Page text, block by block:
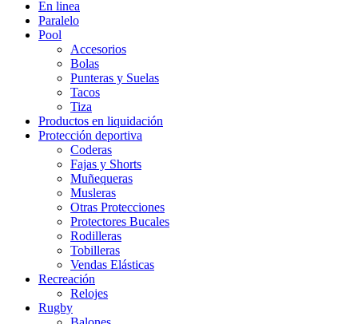
En linea
Paralelo
Pool
Accesorios
Bolas
Punteras y Suelas
Tacos
Tiza
Productos en liquidación
Protección deportiva
Coderas
Fajas y Shorts
Muñequeras
Musleras
Otras Protecciones
Protectores Bucales
Rodilleras
Tobilleras
Vendas Elásticas
Recreación
Relojes
Rugby